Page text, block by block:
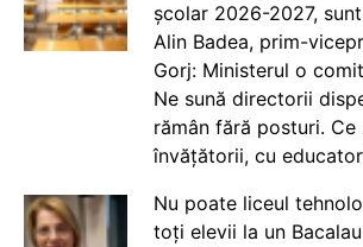
școlar 2026-2027,
Alin Badea, prim-
Gorj: Ministerul o
Ne sună directorii
rămân fără posturi. Ce
învățătorii, cu
Nu poate liceul
toți elevii la un